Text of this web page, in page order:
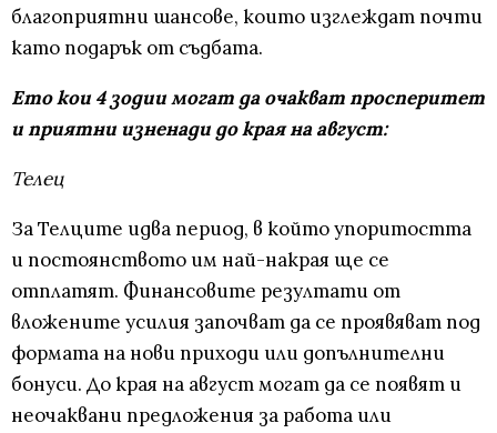
благоприятни шансове, които изглеждат почти
като подарък от съдбата.
Ето кои 4 зодии могат да очакват просперитет
и приятни изненади до края на август:
Телец
За Телците идва период, в който упоритостта
и постоянството им най-накрая ще се
отплатят. Финансовите резултати от
вложените усилия започват да се проявяват под
формата на нови приходи или допълнителни
бонуси. До края на август могат да се появят и
неочаквани предложения за работа или